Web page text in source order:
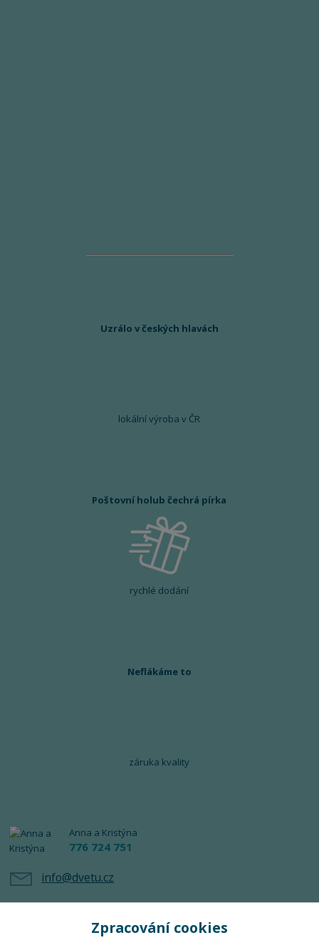
Uzrálo v českých hlavách
lokální výroba v ČR
Poštovní holub čechrá pírka
rychlé dodání
Neflákáme to
záruka kvality
Anna a Kristýna
776 724 751
info@dvetu.cz
Zpracování cookies